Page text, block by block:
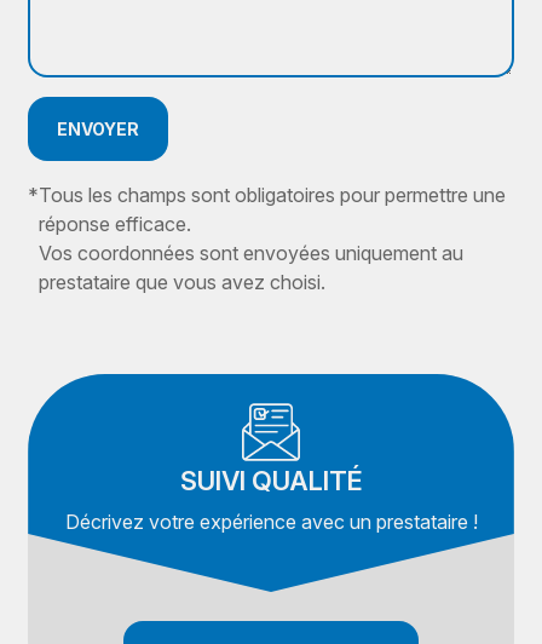
ENVOYER
*Tous les champs sont obligatoires pour permettre une
réponse efficace.
Vos coordonnées sont envoyées uniquement au
prestataire que vous avez choisi.
SUIVI QUALITÉ
Décrivez votre expérience avec un prestataire !